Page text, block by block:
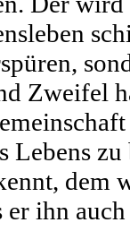
Zweifel
Lebens
dem
er ihn